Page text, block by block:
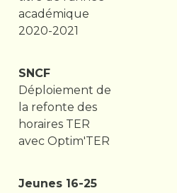
académique
2020-2021
SNCF
Déploiement de
la refonte des
horaires TER
avec Optim'TER
Jeunes 16-25